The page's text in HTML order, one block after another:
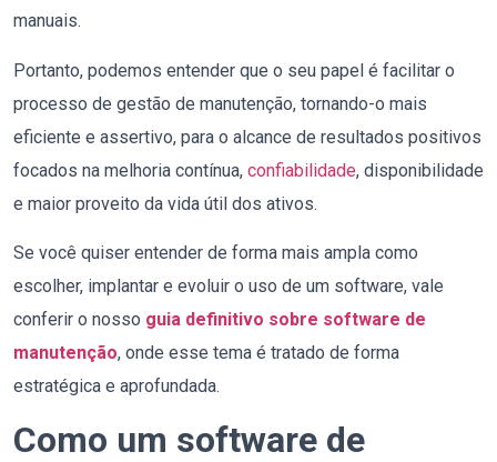
manuais.
Portanto, podemos entender que o seu papel é facilitar o
processo de gestão de manutenção, tornando-o mais
eficiente e assertivo, para o alcance de resultados positivos
focados na melhoria contínua, confiabilidade, disponibilidade
e maior proveito da vida útil dos ativos.
Se você quiser entender de forma mais ampla como
escolher, implantar e evoluir o uso de um software, vale
conferir o nosso guia definitivo sobre software de
manutenção, onde esse tema é tratado de forma
estratégica e aprofundada.
Como um software de